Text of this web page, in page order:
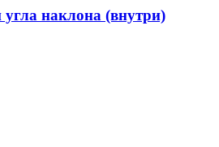
наклона (внутри)